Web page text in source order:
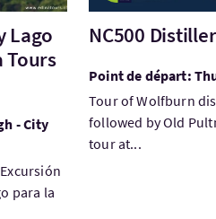
Lago
Tours
- City
Excursión
para la
NC500
Point de départ:
Tour of Wolfburn
followed by Old
tour at...